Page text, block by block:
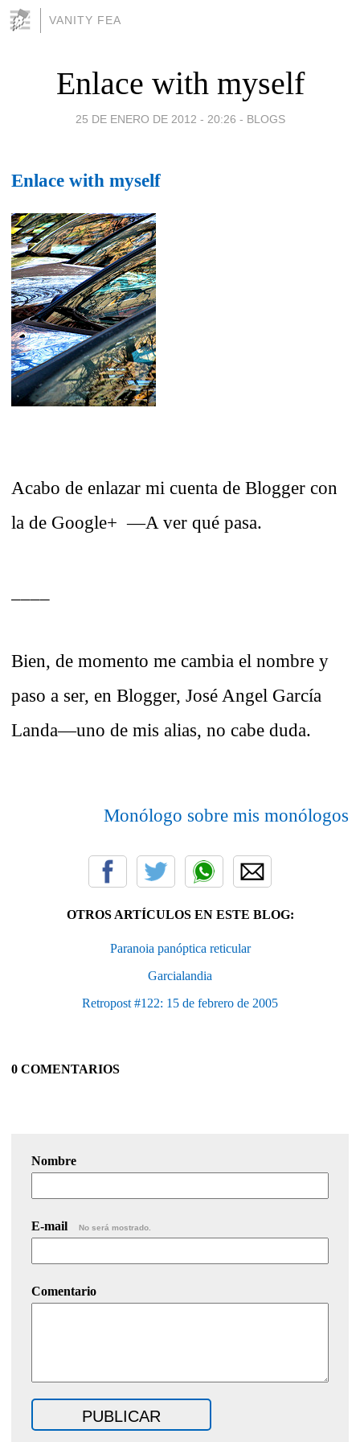
VANITY FEA
Enlace with myself
25 DE ENERO DE 2012 - 20:26 - BLOGS
Enlace with myself
Acabo de enlazar mi cuenta de Blogger con
la de Google+ —A ver qué pasa.
Bien, de momento me cambia el nombre y
paso a ser, en Blogger, José Angel García
Landa—uno de mis alias, no cabe duda.
Monólogo sobre mis monólogos
OTROS ARTÍCULOS EN ESTE BLOG:
Paranoia panóptica reticular
Garcialandia
Retropost #122: 15 de febrero de 2005
0 COMENTARIOS
Nombre
E-mail No será mostrado.
Comentario